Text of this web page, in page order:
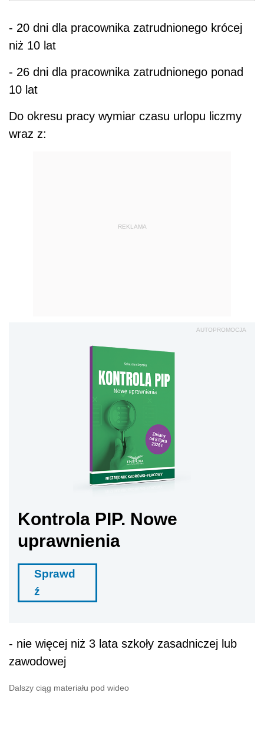
- 20 dni dla pracownika zatrudnionego krócej
niż 10 lat
- 26 dni dla pracownika zatrudnionego ponad
10 lat
Do okresu pracy wymiar czasu urlopu liczmy
wraz z:
REKLAMA
AUTOPROMOCJA
Kontrola PIP. Nowe
uprawnienia
Sprawd
ź
- nie więcej niż 3 lata szkoły zasadniczej lub
zawodowej
Dalszy ciąg materiału pod wideo